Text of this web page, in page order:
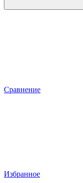
Сравнение
Избранное